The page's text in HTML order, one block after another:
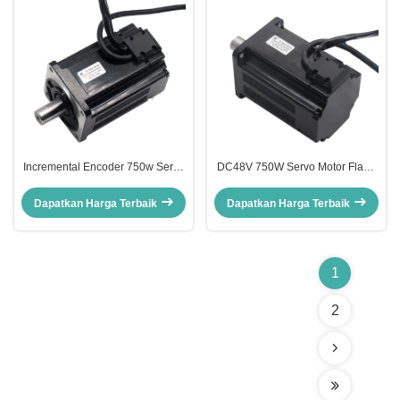
Incremental Encoder 750w Servo
nominal 750w untuk aplikasi
Dapatkan Harga Terbaik
DC48V 750W Servo Motor Flang
Tracker 2.9kg Umur Panjang
Dapatkan Harga Terbaik
1
2